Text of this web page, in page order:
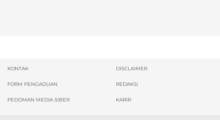
KONTAK DISCLAIMER
FORM PENGADUAN REDAKSI
PEDOMAN MEDIA SIBER KARIR